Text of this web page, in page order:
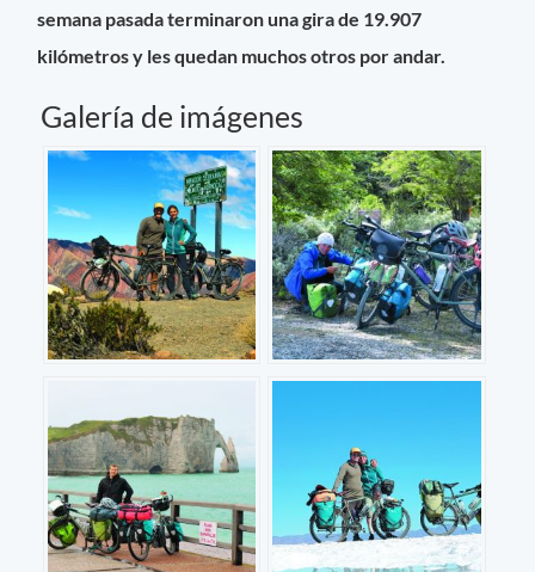
semana pasada terminaron una gira de 19.907
kilómetros y les quedan muchos otros por andar.
Galería de imágenes